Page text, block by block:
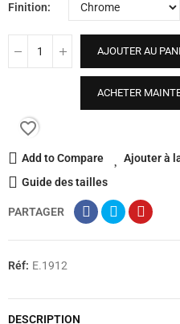
Finition
AJOUTER AU
ACHETER
favorite_border
Add to Compare
Ajouter à
Guide des tailles
PARTAGER
Réf: E.1912
DESCRIPTION